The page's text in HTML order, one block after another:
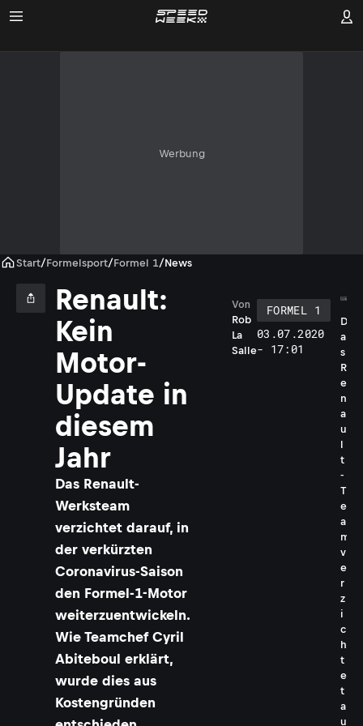
Werbung
Start/Formelsport/Formel 1/News
Renault:
Kein
Motor-
Update in
diesem
Jahr
Das Renault-
Werksteam
verzichtet darauf, in
der verkürzten
Coronavirus-Saison
den Formel-1-Motor
weiterzuentwickeln.
Wie Teamchef Cyril
Abiteboul erklärt,
wurde dies aus
Kostengründen
Rob
La
Salle
Von
FORMEL 1
03.07.2020
- 17:01
D
a
s
R
e
n
a
u
l
t
-
T
e
a
m
v
e
r
z
i
c
h
t
e
t
a
u